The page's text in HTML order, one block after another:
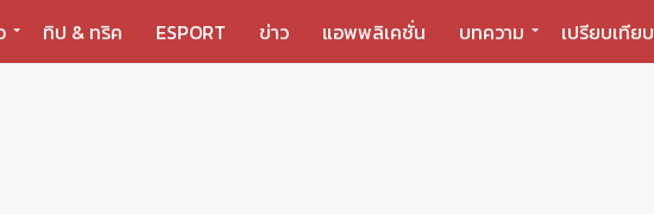
ทิป & ทริค ESPORT ข่าว แอพพลิเคชั่น บทความ เปรียบเทียบ